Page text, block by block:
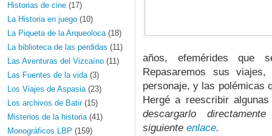
años, efemérides que
Repasaremos sus
personaje, y las polémicas
Hergé a reescribir
descargarlo
siguiente enlace.
Historias de cine (17)
La Historia en juego (10)
La Piqueta de la Arqueoloca (18)
La biblioteca de las perdidas (11)
Las Aventuras del Vizcaíno (11)
Las Fuentes de la vida (3)
Los Viajes de Aspasia (23)
Los archivos de Batir (15)
Misterios de la historia (41)
Monográficos LBP (159)